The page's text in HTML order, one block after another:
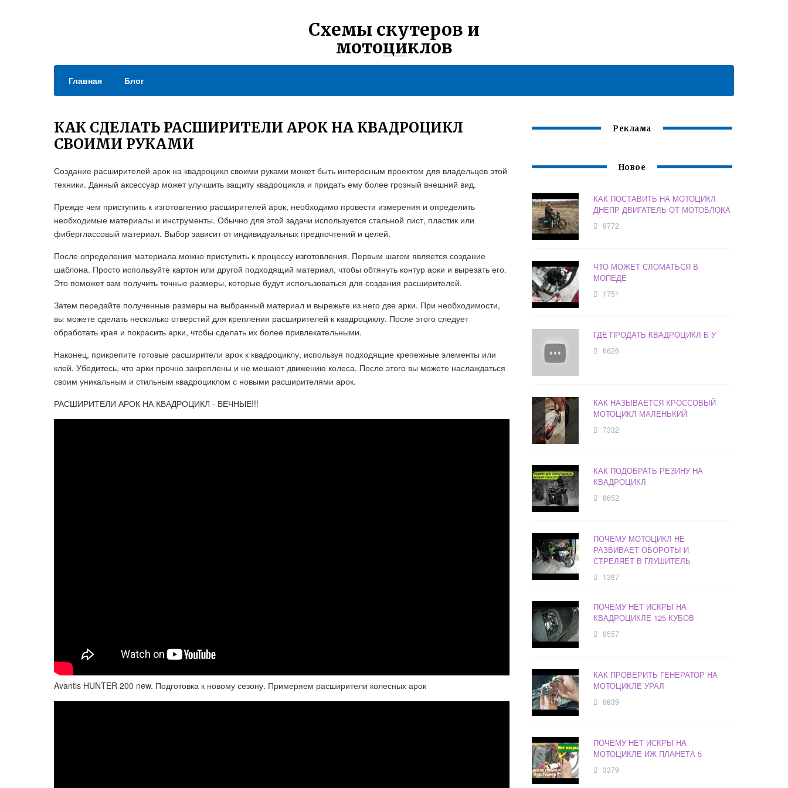
Схемы скутеров и
мотоциклов
Главная Блог
КАК СДЕЛАТЬ РАСШИРИТЕЛИ АРОК НА КВАДРОЦИКЛ
СВОИМИ РУКАМИ
Создание расширителей арок на квадроцикл своими руками может быть интересным проектом для владельцев этой
техники. Данный аксессуар может улучшить защиту квадроцикла и придать ему более грозный внешний вид.
Прежде чем приступить к изготовлению расширителей арок, необходимо провести измерения и определить
необходимые материалы и инструменты. Обычно для этой задачи используется стальной лист, пластик или
фиберглассовый материал. Выбор зависит от индивидуальных предпочтений и целей.
После определения материала можно приступить к процессу изготовления. Первым шагом является создание
шаблона. Просто используйте картон или другой подходящий материал, чтобы обтянуть контур арки и вырезать его.
Это поможет вам получить точные размеры, которые будут использоваться для создания расширителей.
Затем передайте полученные размеры на выбранный материал и вырежьте из него две арки. При необходимости,
вы можете сделать несколько отверстий для крепления расширителей к квадроциклу. После этого следует
обработать края и покрасить арки, чтобы сделать их более привлекательными.
Наконец, прикрепите готовые расширители арок к квадроциклу, используя подходящие крепежные элементы или
клей. Убедитесь, что арки прочно закреплены и не мешают движению колеса. После этого вы можете наслаждаться
своим уникальным и стильным квадроциклом с новыми расширителями арок.
РАСШИРИТЕЛИ АРОК НА КВАДРОЦИКЛ - ВЕЧНЫЕ!!!
Avantis HUNTER 200 new. Подготовка к новому сезону. Примеряем расширители колесных арок
Реклама
Новое
КАК ПОСТАВИТЬ НА МОТОЦИКЛ
ДНЕПР ДВИГАТЕЛЬ ОТ МОТОБЛОКА
9772
ЧТО МОЖЕТ СЛОМАТЬСЯ В
МОПЕДЕ
1751
ГДЕ ПРОДАТЬ КВАДРОЦИКЛ Б У
6626
КАК НАЗЫВАЕТСЯ КРОССОВЫЙ
МОТОЦИКЛ МАЛЕНЬКИЙ
7332
КАК ПОДОБРАТЬ РЕЗИНУ НА
КВАДРОЦИКЛ
8652
ПОЧЕМУ МОТОЦИКЛ НЕ
РАЗВИВАЕТ ОБОРОТЫ И
СТРЕЛЯЕТ В ГЛУШИТЕЛЬ
1387
ПОЧЕМУ НЕТ ИСКРЫ НА
КВАДРОЦИКЛЕ 125 КУБОВ
9557
КАК ПРОВЕРИТЬ ГЕНЕРАТОР НА
МОТОЦИКЛЕ УРАЛ
9839
ПОЧЕМУ НЕТ ИСКРЫ НА
МОТОЦИКЛЕ ИЖ ПЛАНЕТА 5
3379